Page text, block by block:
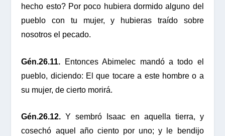
hecho esto? Por poco hubiera dormido alguno del
pueblo con tu mujer, y hubieras traído sobre
nosotros el pecado.
Gén.26.11. Entonces Abimelec mandó a todo el
pueblo, diciendo: El que tocare a este hombre o a
su mujer, de cierto morirá.
Gén.26.12. Y sembró Isaac en aquella tierra, y
cosechó aquel año ciento por uno; y le bendijo